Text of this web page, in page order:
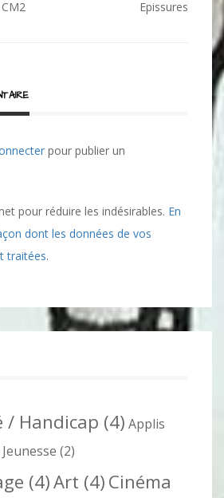
Epissures
pour publier un
pour réduire les indésirables. En
dont les données de vos
traitées.
/ Handicap (4) Applis
(2)
(4)Art (4) Cinéma